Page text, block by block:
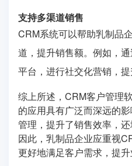
支持多渠道销售
CRM系统可以帮助乳制品
道，提升销售额。例如，
平台，进行社交化营销，提
综上所述，CRM客户管理
的应用具有广泛而深远的
管理，提升了销售效率，还
因此，乳制品企业应重视
更好地满足客户需求，提升